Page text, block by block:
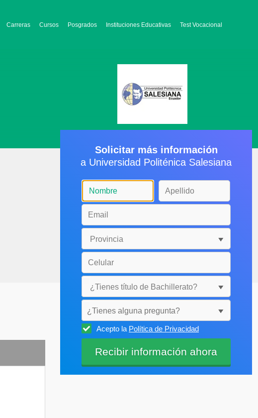
Carreras Cursos Posgrados Instituciones Educativas Test Vocacional
Solicitar más información
a Universidad Politénica Salesiana
¿Tienes alguna pregunta?
Selecciónala
Acepto la Política de Privacidad